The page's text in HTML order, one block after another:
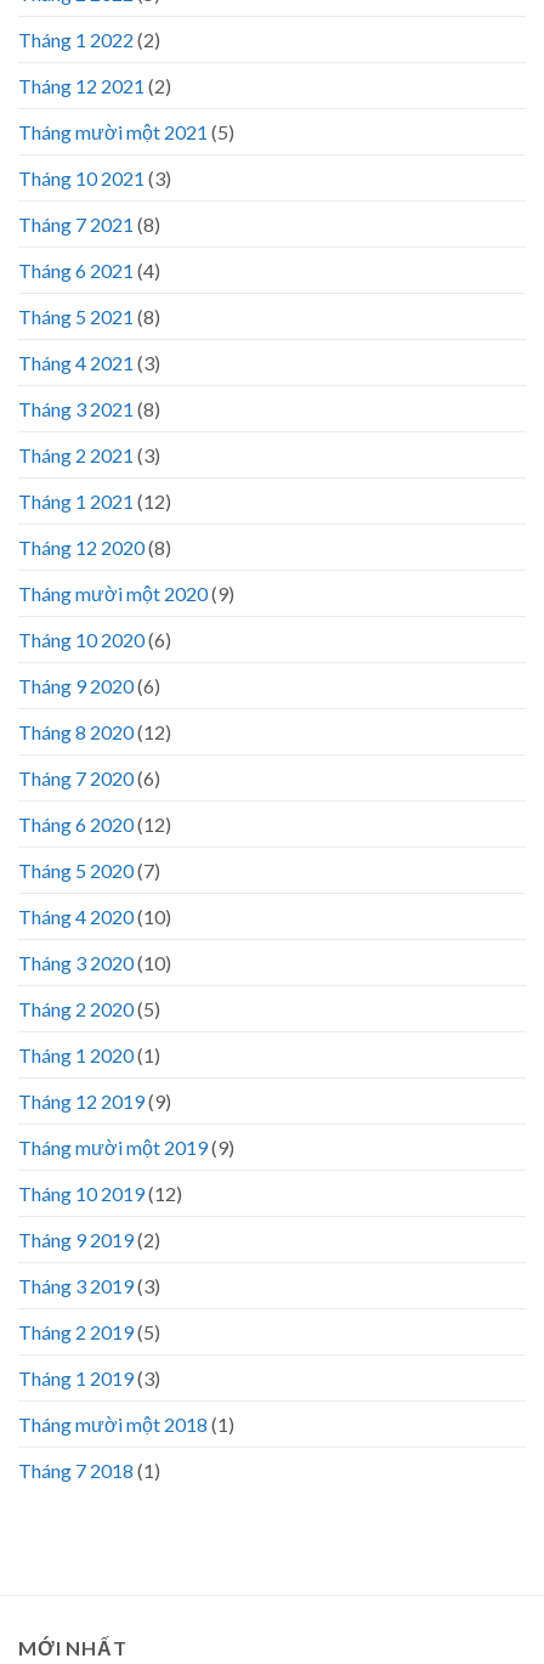
Tháng 1 2022 (2)
Tháng 12 2021 (2)
Tháng mười một 2021 (5)
Tháng 10 2021 (3)
Tháng 7 2021 (8)
Tháng 6 2021 (4)
Tháng 5 2021 (8)
Tháng 4 2021 (3)
Tháng 3 2021 (8)
Tháng 2 2021 (3)
Tháng 1 2021 (12)
Tháng 12 2020(8)
Tháng mười một 2020(9)
Tháng 10 2020(6)
Tháng 9 2020(6)
Tháng 8 2020(12)
Tháng 7 2020(6)
Tháng 6 2020(12)
Tháng 5 2020(7)
Tháng 4 2020(10)
Tháng 3 2020(10)
Tháng 2 2020(5)
Tháng 1 2020(1)
Tháng 12 2019(9)
Tháng mười một 2019(9)
Tháng 10 2019(12)
Tháng 9 2019(2)
Tháng 3 2019(3)
Tháng 2 2019(5)
Tháng 1 2019(3)
Tháng mười một 2018 (1)
Tháng 7 2018 (1)
MỚI NHẤT